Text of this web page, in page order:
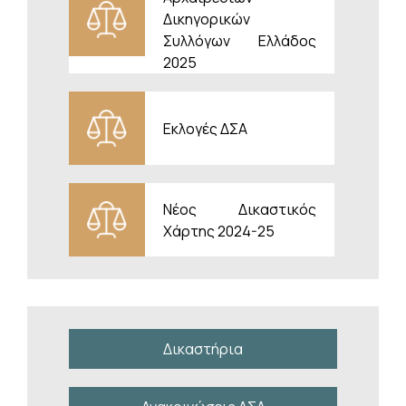
Ανακοινώσεις
Εισαγγελέα του Αρείου Πάγου
22/07/2026
Αντιπροσωπεία της Συντονιστικής
Προέδρων των Δικηγορικών Συλλόγων
Ελλάδος συναντήθηκε σήμερα διαδοχικά
με τον Πρόεδρο του Α
Αναστολή λειτουργίας των
Εισαγγελιών Στρατοδικείου και
Αεροδικείου Αθηνών έως την 5 Αυγ
Δικηγορικών
Συλλόγων Ελλάδος
2025
Εκλογές ΔΣΑ
Νέος Δικαστικός
Χάρτης 2024-25
κατηγορίες νέων
Δικαστήρια